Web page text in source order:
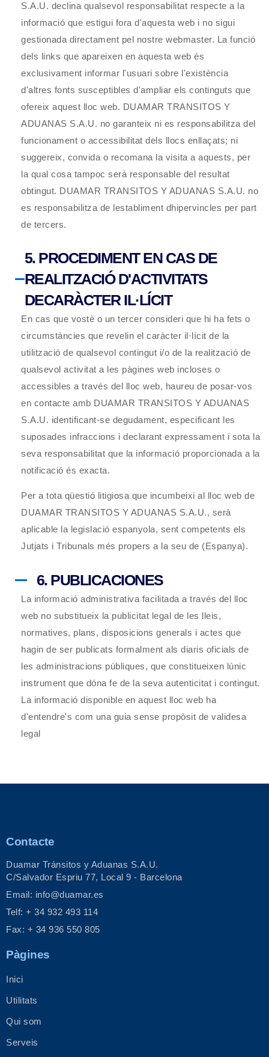
S.A.U. declina qualsevol responsabilitat respecte a la
informació que estigui fora d'aquesta web i no sigui
gestionada directament pel nostre webmaster. La funció
dels links que apareixen en aquesta web és
exclusivament informar l'usuari sobre l'existència
d'altres fonts susceptibles d'ampliar els continguts que
ofereix aquest lloc web. DUAMAR TRANSITOS Y
ADUANAS S.A.U. no garanteix ni es responsabilitza del
funcionament o accessibilitat dels llocs enllaçats; ni
suggereix, convida o recomana la visita a aquests, per
la qual cosa tampoc serà responsable del resultat
obtingut. DUAMAR TRANSITOS Y ADUANAS S.A.U. no
es responsabilitza de lestabliment dhipervincles per part
de tercers.
5. PROCEDIMENT EN CAS DE
REALITZACIÓ D'ACTIVITATS
DECARÀCTER IL·LÍCIT
En cas que vostè o un tercer consideri que hi ha fets o
circumstàncies que revelin el caràcter il·lícit de la
utilització de qualsevol contingut i/o de la realització de
qualsevol activitat a les pàgines web incloses o
accessibles a través del lloc web, haureu de posar-vos
en contacte amb DUAMAR TRANSITOS Y ADUANAS
S.A.U. identificant-se degudament, especificant les
suposades infraccions i declarant expressament i sota la
seva responsabilitat que la informació proporcionada a la
notificació és exacta.
Per a tota qüestió litigiosa que incumbeixi al lloc web de
DUAMAR TRANSITOS Y ADUANAS S.A.U., serà
aplicable la legislació espanyola, sent competents els
Jutjats i Tribunals més propers a la seu de (Espanya).
6. PUBLICACIONES
La informació administrativa facilitada a través del lloc
web no substitueix la publicitat legal de les lleis,
normatives, plans, disposicions generals i actes que
hagin de ser publicats formalment als diaris oficials de
les administracions públiques, que constitueixen lúnic
instrument que dóna fe de la seva autenticitat i contingut.
La informació disponible en aquest lloc web ha
d'entendre's com una guia sense propòsit de validesa
legal
Contacte
Duamar Tránsitos y Aduanas S.A.U.
C/Salvador Espriu 77, Local 9 - Barcelona
Email: info@duamar.es
Telf: + 34 932 493 114
Fax: + 34 936 550 805
Pàgines
Inici
Utilitats
Qui som
Serveis